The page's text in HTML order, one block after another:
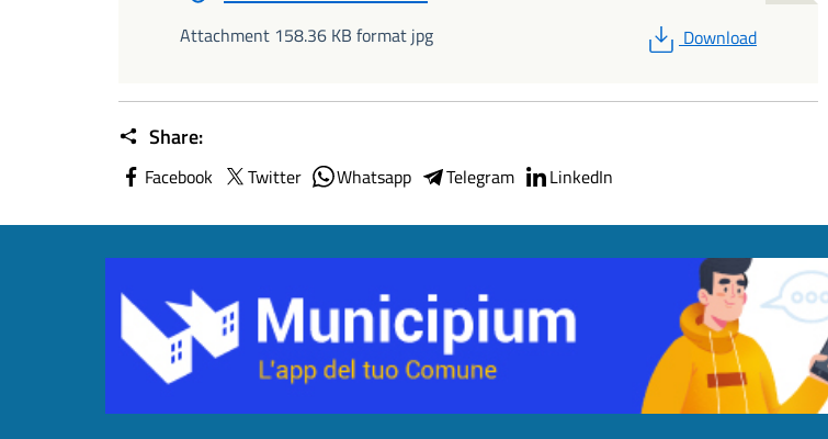
Attachment 158.36 KB format jpg PDF
Download
Share:
Facebook Twitter Whatsapp Telegram LinkedIn